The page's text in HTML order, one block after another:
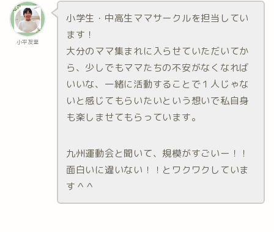
小平友里
小学生・中高生ママサークルを担当してい
ます！
大分のママ集まれに入らせていただいてか
ら、少しでもママたちの不安がなくなれば
いいな、一緒に活動することで１人じゃな
いと感じてもらいたいという想いで私自身
も楽しませてもらっています。
九州運動会と聞いて、規模がすごいー！！
面白いに違いない！！とワクワクしていま
す＾＾